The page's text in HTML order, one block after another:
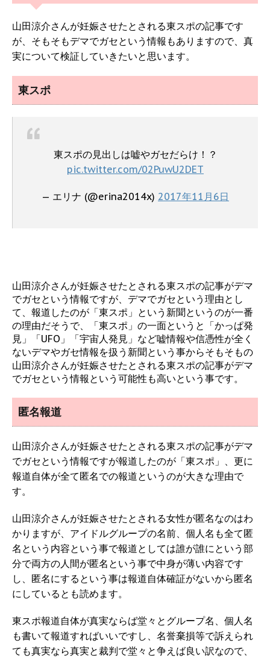
山田涼介さんが妊娠させたとされる東スポの記事です
が、そもそもデマでガセという情報もありますので、真
実について検証していきたいと思います。
東スポ
東スポの見出しは嘘やガセだらけ！？
pic.twitter.com/02PuwU2DET
— エリナ (@erina2014x) 2017年11月6日
山田涼介さんが妊娠させたとされる東スポの記事がデマ
でガセという情報ですが、デマでガセという理由とし
て、報道したのが「東スポ」という新聞というのが一番
の理由だそうで、「東スポ」の一面というと「かっぱ発
見」「UFO」「宇宙人発見」など嘘情報や信憑性が全く
ないデマやガセ情報を扱う新聞という事からそもそもの
山田涼介さんが妊娠させたとされる東スポの記事がデマ
でガセという情報という可能性も高いという事です。
匿名報道
山田涼介さんが妊娠させたとされる東スポの記事がデマ
でガセという情報ですが報道したのが「東スポ」、更に
報道自体が全て匿名での報道というのが大きな理由で
す。
山田涼介さんが妊娠させたとされる女性が匿名なのはわ
かりますが、アイドルグループの名前、個人名も全て匿
名という内容という事で報道としては誰が誰にという部
分で両方の人間が匿名という事で中身が薄い内容です
し、匿名にするという事は報道自体確証がないから匿名
にしているとも読めます。
東スポ報道自体が真実ならば堂々とグループ名、個人名
も書いて報道すればいいですし、名誉棄損等で訴えられ
ても真実なら真実と裁判で堂々と争えば良い訳なので、